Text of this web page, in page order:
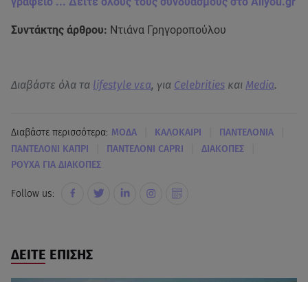
Συντάκτης άρθρου: Ντιάνα Γρηγοροπούλου
Διαβάστε όλα τα lifestyle νεα, για Celebrities και Media.
Διαβάστε περισσότερα: MΟΔΑ ΚΑΛΟΚΑΙΡΙ ΠΑΝΤΕΛΟΝΙΑ
ΠΑΝΤΕΛΟΝΙ ΚΑΠΡΙ ΠΑΝΤΕΛΟΝΙ CAPRI ΔΙΑΚΟΠΕΣ
ΡΟΥΧΑ ΓΙΑ ΔΙΑΚΟΠΕΣ
Follow us:
ΔΕΙΤΕ ΕΠΙΣΗΣ